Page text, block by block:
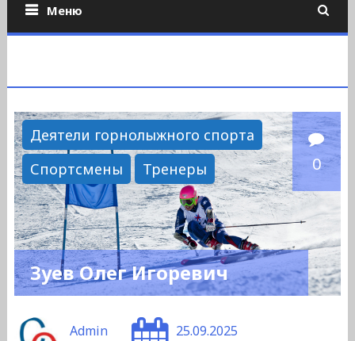
Меню
Деятели горнолыжного спорта
Спортсмены
Тренеры 0
Зуев Олег Игоревич
Admin 25.09.2025